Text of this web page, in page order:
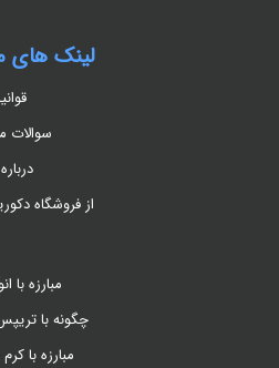
لینک های
سوالات
از فروشگاه
مبارزه با
چگونه با
مبارزه با